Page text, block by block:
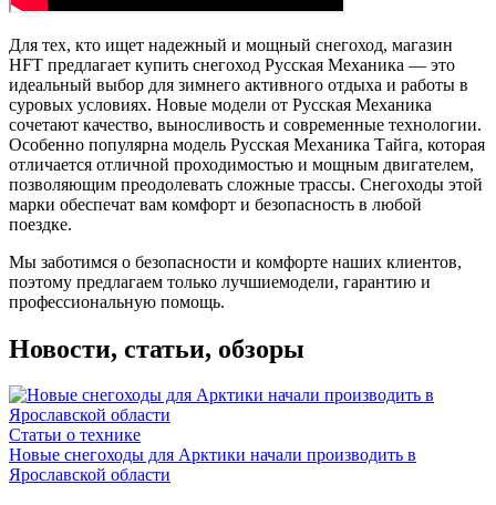
Для тех, кто ищет надежный и мощный снегоход, магазин
HFT предлагает купить снегоход Русская Механика — это
идеальный выбор для зимнего активного отдыха и работы в
суровых условиях. Новые модели от Русская Механика
сочетают качество, выносливость и современные технологии.
Особенно популярна модель Русская Механика Тайга, которая
отличается отличной проходимостью и мощным двигателем,
позволяющим преодолевать сложные трассы. Снегоходы этой
марки обеспечат вам комфорт и безопасность в любой
поездке.
Мы заботимся о безопасности и комфорте наших клиентов,
поэтому предлагаем только лучшиемодели, гарантию и
профессиональную помощь.
Новости, статьи, обзоры
Статьи о технике
Новые снегоходы для Арктики начали производить в
Ярославской области